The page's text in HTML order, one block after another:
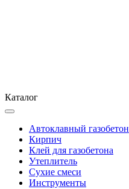
Каталог
Автоклавный газобетон
Кирпич
Клей для газобетона
Утеплитель
Сухие смеси
Инструменты